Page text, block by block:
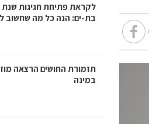
בת-ים: הנה כל מה שחשוב
תזמורת החושים הרצאה
במינה